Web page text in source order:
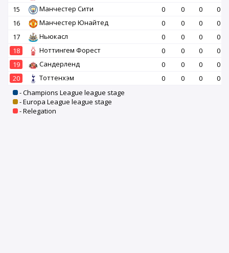
15
Манчестер Сити 0 0 0
0
16
Манчестер Юнайтед 0 0 0
0
17
Ньюкасл 0 0 0
0
18
Ноттингем Форест 0 0 0
0
19
Сандерленд 0 0 0
0
20
Тоттенхэм 0 0 0
0
- Champions League league stage
- Europa League league stage
- Relegation